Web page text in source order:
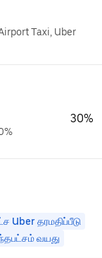
Taxi, Uber
30%
Uber தரமதிப்பீடு
வயது